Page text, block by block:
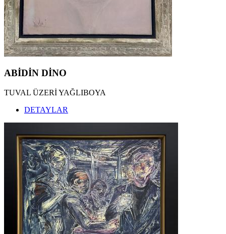
ABİDİN DİNO
TUVAL ÜZERİ YAĞLIBOYA
DETAYLAR